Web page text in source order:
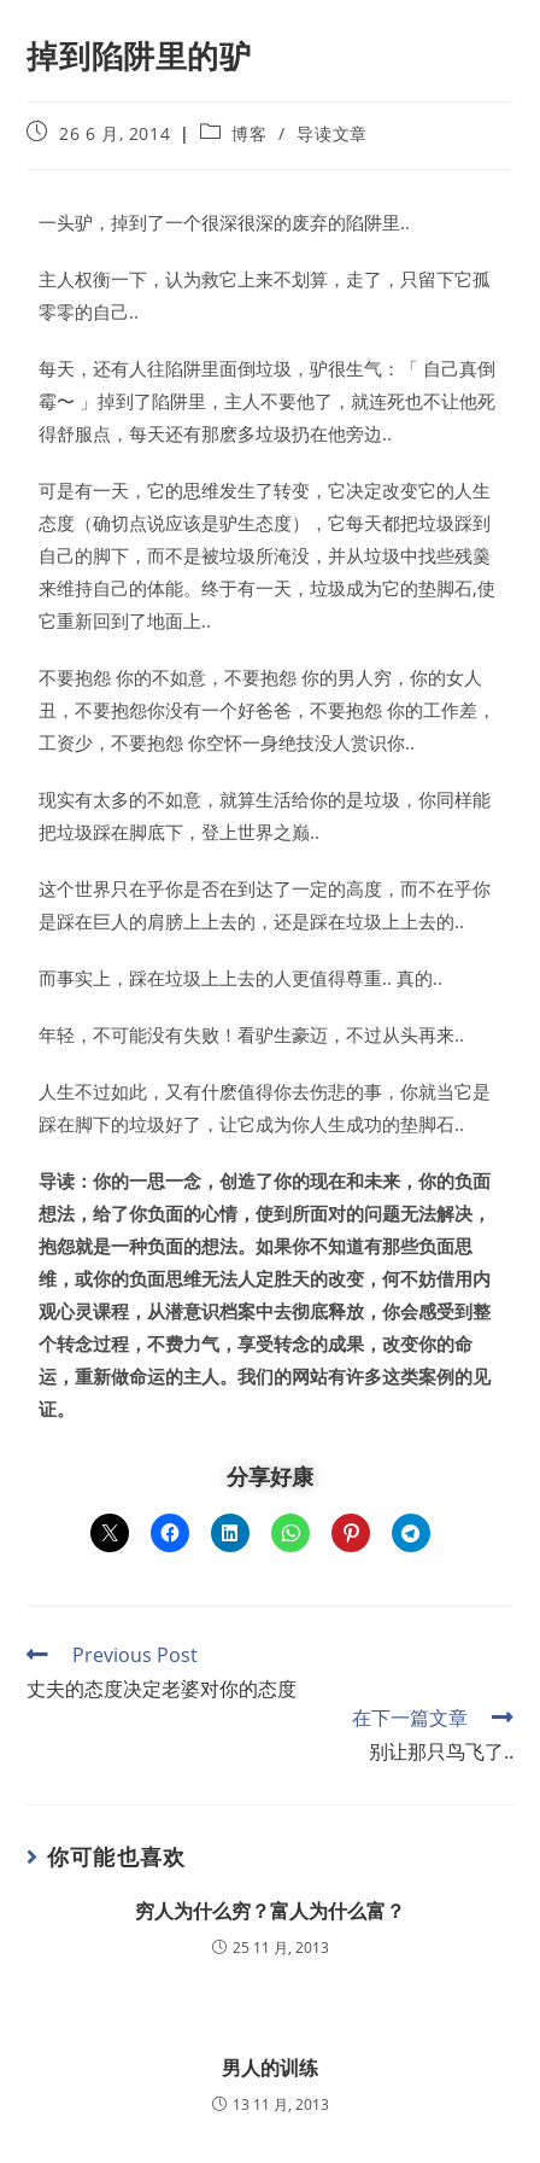
掉到陷阱里的驴
26 6 月, 2014 博客 / 导读文章
一头驴，掉到了一个很深很深的废弃的陷阱里..
主人权衡一下，认为救它上来不划算，走了，只留下它孤
零零的自己..
每天，还有人往陷阱里面倒垃圾，驴很生气：「 自己真倒
霉〜 」掉到了陷阱里，主人不要他了，就连死也不让他死
得舒服点，每天还有那麽多垃圾扔在他旁边..
可是有一天，它的思维发生了转变，它决定改变它的人生
态度（确切点说应该是驴生态度），它每天都把垃圾踩到
自己的脚下，而不是被垃圾所淹没，并从垃圾中找些残羹
来维持自己的体能。终于有一天，垃圾成为它的垫脚石,使
它重新回到了地面上..
不要抱怨 你的不如意，不要抱怨 你的男人穷，你的女人
丑，不要抱怨你没有一个好爸爸，不要抱怨 你的工作差，
工资少，不要抱怨 你空怀一身绝技没人赏识你..
现实有太多的不如意，就算生活给你的是垃圾，你同样能
把垃圾踩在脚底下，登上世界之巅..
这个世界只在乎你是否在到达了一定的高度，而不在乎你
是踩在巨人的肩膀上上去的，还是踩在垃圾上上去的..
而事实上，踩在垃圾上上去的人更值得尊重.. 真的..
年轻，不可能没有失败！看驴生豪迈，不过从头再来..
人生不过如此，又有什麽值得你去伤悲的事，你就当它是
踩在脚下的垃圾好了，让它成为你人生成功的垫脚石..
导读：你的一思一念，创造了你的现在和未来，你的负面
想法，给了你负面的心情，使到所面对的问题无法解决，
抱怨就是一种负面的想法。如果你不知道有那些负面思
维，或你的负面思维无法人定胜天的改变，何不妨借用内
观心灵课程，从潜意识档案中去彻底释放，你会感受到整
个转念过程，不费力气，享受转念的成果，改变你的命
运，重新做命运的主人。我们的网站有许多这类案例的见
证。
分享好康
Previous Post
丈夫的态度决定老婆对你的态度
在下一篇文章
别让那只鸟飞了..
你可能也喜欢
穷人为什么穷？富人为什么富？
25 11 月, 2013
男人的训练
13 11 月, 2013